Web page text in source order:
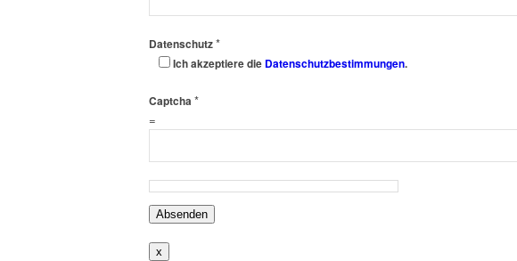
Datenschutz*
Ich akzeptiere die Datenschutzbestimmungen.
Captcha *
=
Absenden
x